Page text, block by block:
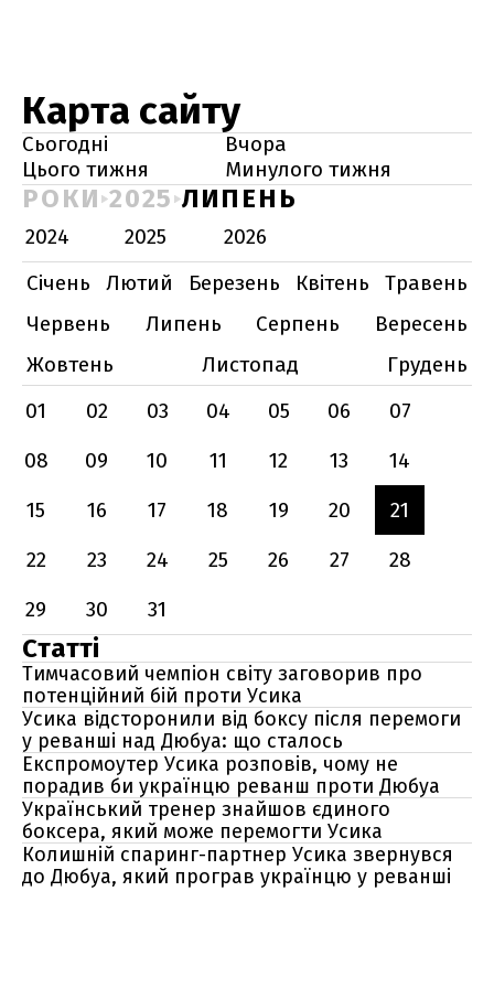
Карта сайту
Сьогодні
Вчора
Цього тижня
Минулого тижня
РОКИ 2025 ЛИПЕНЬ
2024 2025
2026
Січень
Лютий Березень Квітень
Травень
Червень
Липень Серпень
Вересень
Жовтень
Листопад
Грудень
01
02 03 04 05 06
07
08
09 10 11 12 13
14
15
16 17 18 19 20
21
22
23 24 25 26 27
28
29
30 31
Статті
Тимчасовий чемпіон світу заговорив про
потенційний бій проти Усика
Усика відсторонили від боксу після перемоги
у реванші над Дюбуа: що сталось
Експромоутер Усика розповів, чому не
порадив би українцю реванш проти Дюбуа
Український тренер знайшов єдиного
боксера, який може перемогти Усика
Колишній спаринг-партнер Усика звернувся
до Дюбуа, який програв українцю у реванші